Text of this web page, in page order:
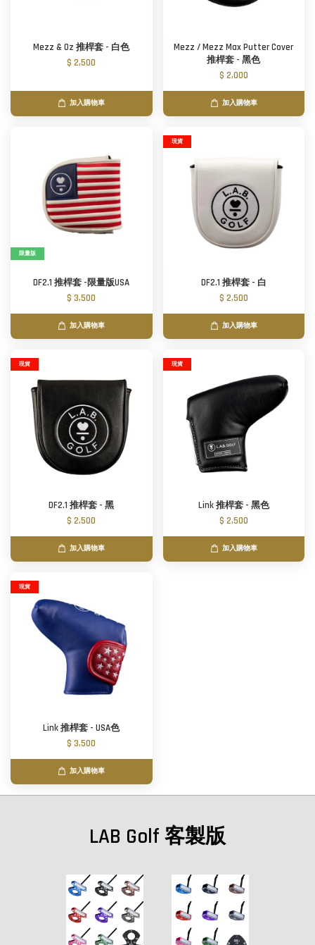
Mezz & Oz 推桿套 - 白色
$ 2,500
加入購物車
Mezz / Mezz Max Putter Cover
推桿套 - 黑色
$ 2,000
加入購物車
限量版
DF2.1 推桿套 -限量版USA
$ 3,500
加入購物車
現貨
DF2.1 推桿套 - 白
$ 2,500
加入購物車
現貨
DF2.1 推桿套 - 黑
$ 2,500
加入購物車
現貨
Link 推桿套 - 黑色
$ 2,500
加入購物車
現貨
Link 推桿套 - USA色
$ 3,500
加入購物車
LAB Golf 客製版